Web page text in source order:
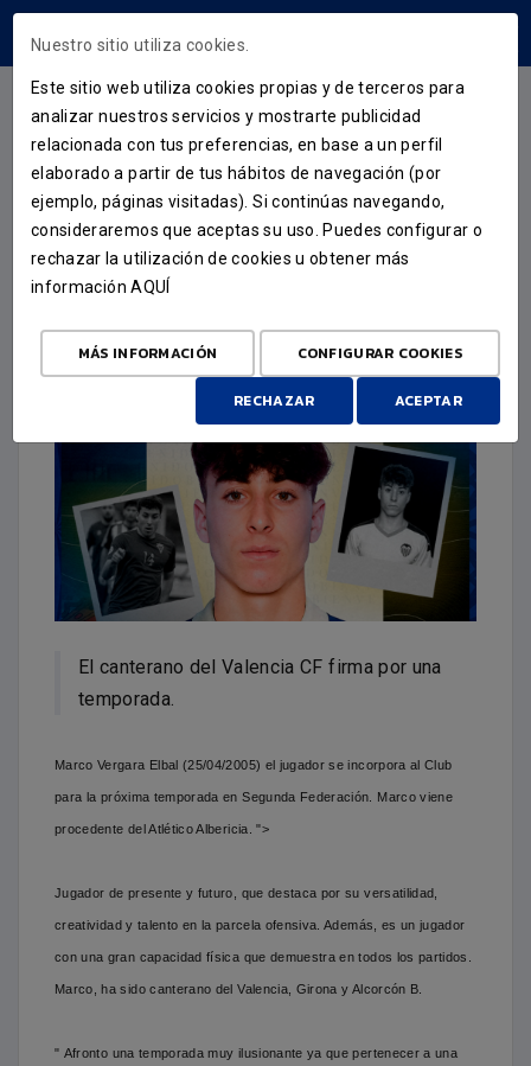
FICHAJE
MARCO VERGARA,
CREATIVIDAD Y TALENTO
PARA EL MEDIOCENTRO
28 DE JULIO DE 2025
El canterano del Valencia CF firma por una
temporada.
Marco Vergara Elbal (25/04/2005) el jugador se incorpora al Club
para la próxima temporada en Segunda Federación. Marco viene
procedente del Atlético Albericia.">
Jugador de presente y futuro, que destaca por su versatilidad,
creatividad y talento en la parcela ofensiva. Además, es un jugador
con una gran capacidad física que demuestra en todos los partidos.
Marco, ha sido canterano del Valencia, Girona y Alcorcón B.
" Afronto una temporada muy ilusionante ya que pertenecer a una
Nuestro sitio utiliza cookies.
Este sitio web utiliza cookies propias y de terceros para
analizar nuestros servicios y mostrarte publicidad
relacionada con tus preferencias, en base a un perfil
elaborado a partir de tus hábitos de navegación (por
ejemplo, páginas visitadas). Si continúas navegando,
consideraremos que aceptas su uso. Puedes configurar o
rechazar la utilización de cookies u obtener más
informaciónAQUÍ
MÁS INFORMACIÓN CONFIGURAR COOKIES
RECHAZAR ACEPTAR